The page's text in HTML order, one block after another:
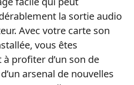
la sortie audio
Avec votre carte son
vous êtes
profiter d’un son de
arsenal de nouvelles